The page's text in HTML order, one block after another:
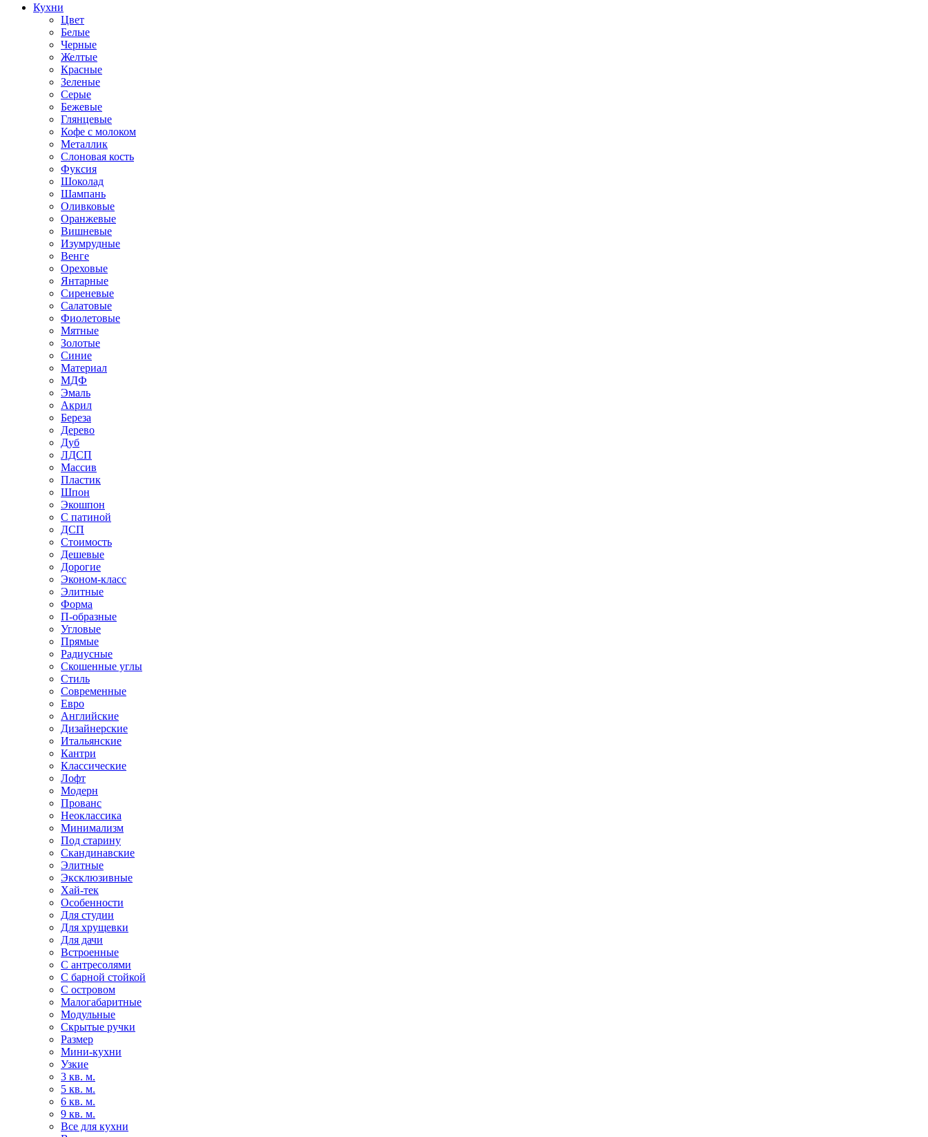
Кухни
Цвет
Белые
Черные
Желтые
Красные
Зеленые
Серые
Бежевые
Глянцевые
Кофе с молоком
Металлик
Слоновая кость
Фуксия
Шоколад
Шампань
Оливковые
Оранжевые
Вишневые
Изумрудные
Венге
Ореховые
Янтарные
Сиреневые
Салатовые
Фиолетовые
Мятные
Золотые
Синие
Материал
МДФ
Эмаль
Акрил
Береза
Дерево
Дуб
ЛДСП
Массив
Пластик
Шпон
Экошпон
С патиной
ДСП
Стоимость
Дешевые
Дорогие
Эконом-класс
Элитные
Форма
П-образные
Угловые
Прямые
Радиусные
Скошенные углы
Стиль
Современные
Евро
Английские
Дизайнерские
Итальянские
Кантри
Классические
Лофт
Модерн
Прованс
Неоклассика
Минимализм
Под старину
Скандинавские
Элитные
Эксклюзивные
Хай-тек
Особенности
Для студии
Для хрущевки
Для дачи
Встроенные
С антресолями
С барной стойкой
С островом
Малогабаритные
Модульные
Скрытые ручки
Размер
Мини-кухни
Узкие
3 кв. м.
5 кв. м.
6 кв. м.
9 кв. м.
Все для кухни